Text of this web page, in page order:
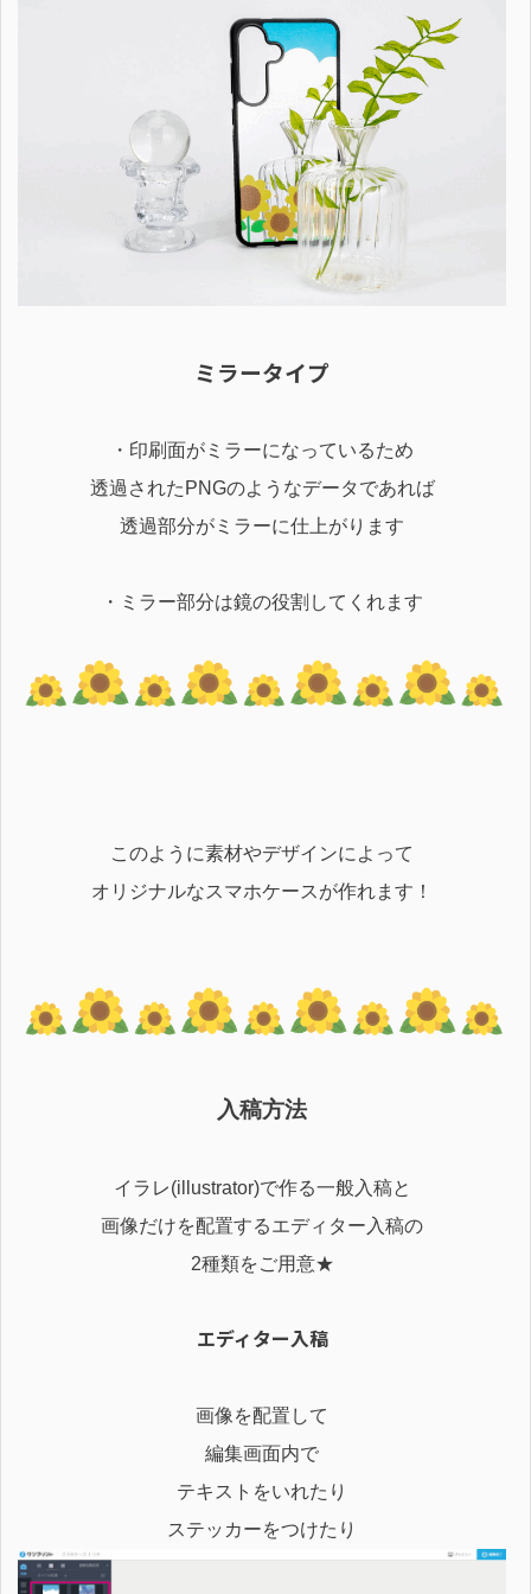
ミラータイプ
・印刷面がミラーになっているため
透過されたPNGのようなデータであれば
透過部分がミラーに仕上がります
・ミラー部分は鏡の役割してくれます
このように素材やデザインによって
オリジナルなスマホケースが作れます！
入稿方法
イラレ(illustrator)で作る一般入稿と
画像だけを配置するエディター入稿の
2種類をご用意★
エディター入稿
画像を配置して
編集画面内で
テキストをいれたり
ステッカーをつけたり